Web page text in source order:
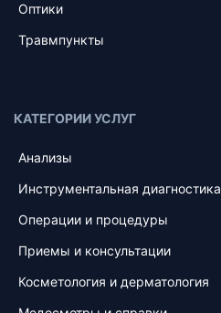
Оптики
Травмпункты
КАТЕГОРИИ УСЛУГ
Анализы
Инструментальная диагностика
Операции и процедуры
Приемы и консультации
Косметология и дерматология